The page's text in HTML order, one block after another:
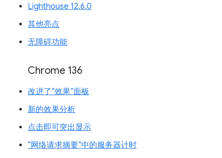
Lighthouse 12.6.0
其他亮点
无障碍功能
Chrome 136
改进了“效果”面板
新的效果分析
点击即可突出显示
“网络请求摘要”中的服务器计时